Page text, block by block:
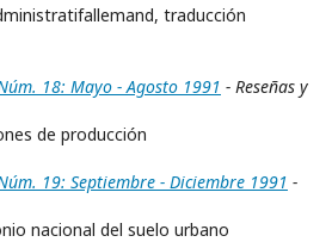
traducción
18: Mayo - Agosto 1991 - Reseñas y
de producción
19: Septiembre - Diciembre 1991 -
nacional del suelo urbano